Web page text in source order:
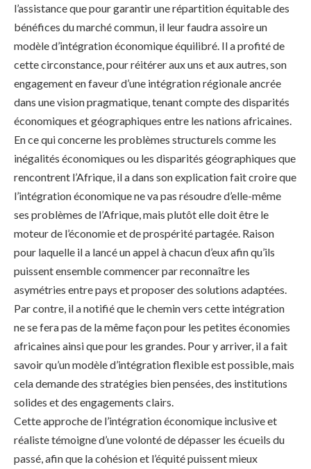
l’assistance que pour garantir une répartition équitable des
bénéfices du marché commun, il leur faudra assoire un
modèle d’intégration économique équilibré. Il a profité de
cette circonstance, pour réitérer aux uns et aux autres, son
engagement en faveur d’une intégration régionale ancrée
dans une vision pragmatique, tenant compte des disparités
économiques et géographiques entre les nations africaines.
En ce qui concerne les problèmes structurels comme les
inégalités économiques ou les disparités géographiques que
rencontrent l’Afrique, il a dans son explication fait croire que
l’intégration économique ne va pas résoudre d’elle-même
ses problèmes de l’Afrique, mais plutôt elle doit être le
moteur de l’économie et de prospérité partagée. Raison
pour laquelle il a lancé un appel à chacun d’eux afin qu’ils
puissent ensemble commencer par reconnaître les
asymétries entre pays et proposer des solutions adaptées.
Par contre, il a notifié que le chemin vers cette intégration
ne se fera pas de la même façon pour les petites économies
africaines ainsi que pour les grandes. Pour y arriver, il a fait
savoir qu’un modèle d’intégration flexible est possible, mais
cela demande des stratégies bien pensées, des institutions
solides et des engagements clairs.
Cette approche de l’intégration économique inclusive et
réaliste témoigne d’une volonté de dépasser les écueils du
passé, afin que la cohésion et l’équité puissent mieux